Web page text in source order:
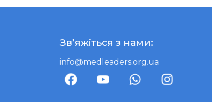
Зв’яжіться з нами:
info@medleaders.org.ua